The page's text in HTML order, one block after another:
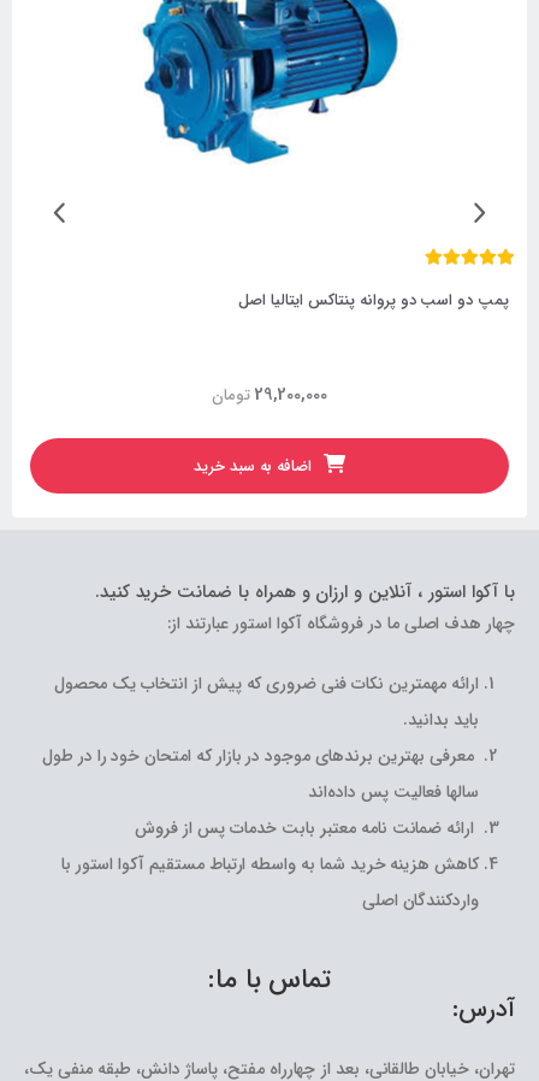
پمپ دو اسب دو پروانه پنتاکس ایتالیا اصل
تومان 29,200,000
اضافه به سبد خرید
با آکوا استور ، آنلاین و ارزان و همراه با ضمانت خرید کنید.
چهار هدف اصلی ما در فروشگاه آکوا استور عبارتند از:
ارائه مهمترین نکات فنی ضروری که پیش از انتخاب یک محصول
باید بدانید.
معرفی بهترین برندهای موجود در بازار که امتحان خود را در طول
سالها فعالیت پس داده‌اند
ارائه ضمانت نامه معتبر بابت خدمات پس از فروش
کاهش هزینه خرید شما به واسطه ارتباط مستقیم آکوا استور با
واردکنندگان اصلی
تماس با ما:
آدرس:
تهران، خیابان طالقانی، بعد از چهارراه مفتح، پاساژ دانش، طبقه منفی یک،